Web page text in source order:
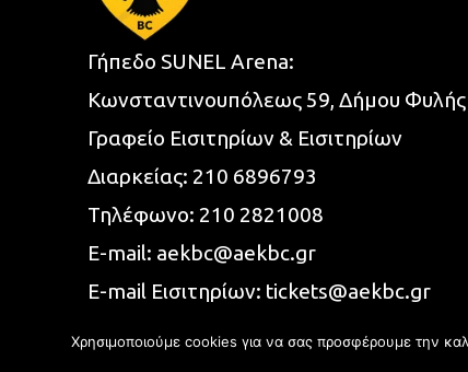
Γήπεδο SUNEL Arena:
Κωνσταντινουπόλεως 59, Δήμου Φυλής
Γραφείο Εισιτηρίων & Εισιτηρίων
Διαρκείας: 210 6896793
Τηλέφωνο: 210 2821008
E-mail: aekbc@aekbc.gr
E-mail Εισιτηρίων: tickets@aekbc.gr
Χρησιμοποιούμε cookies για να σας προσφέρουμε την